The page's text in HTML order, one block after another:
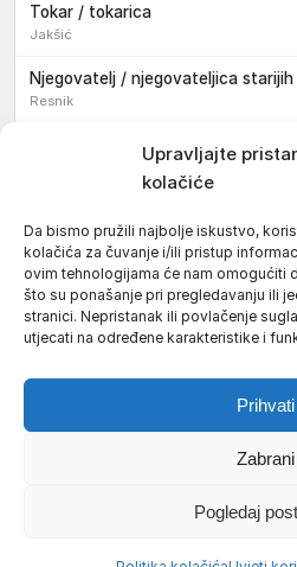
Upravljajte
kolačiće
Da bismo pružili najbolje iskustvo,
kolačića za čuvanje i/ili pristup
ovim tehnologijama će nam omogućiti
što su ponašanje pri pregledavanju ili
stranici. Nepristanak ili povlačenje
utjecati na određene karakteristike i
Prihvati
Zabrani
Pogledaj
Tokar / tokarica
Jakšić
Njegovatelj / njegovateljica starijih
Resnik
Konobar / konobarica
Jakšić
Vozač / vozačica teretnog vozila
Požega
Pomoćnik/ica u nastavi
Pravila
© 2026 Požeški vodič.